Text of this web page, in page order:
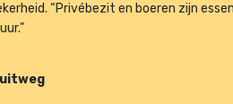
“Privébezit en boeren zijn